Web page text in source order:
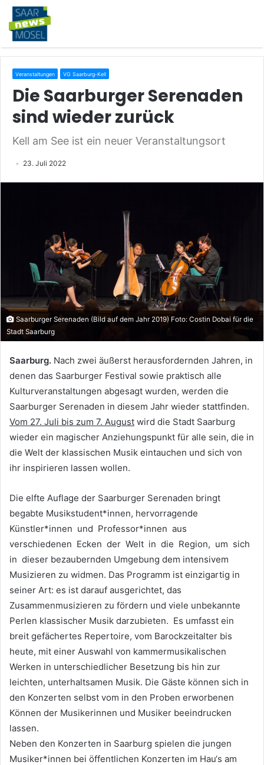
Veranstaltungen VG Saarburg-Kell
Die Saarburger Serenaden
sind wieder zurück
Kell am See ist ein neuer Veranstaltungsort
23. Juli 2022
Saarburger Serenaden (Bild auf dem Jahr 2019) Foto: Costin Dobai für die
Stadt Saarburg
Saarburg. Nach zwei äußerst herausfordernden Jahren, in
denen das Saarburger Festival sowie praktisch alle
Kulturveranstaltungen abgesagt wurden, werden die
Saarburger Serenaden in diesem Jahr wieder stattfinden.
Vom 27. Juli bis zum 7. August wird die Stadt Saarburg
wieder ein magischer Anziehungspunkt für alle sein, die in
die Welt der klassischen Musik eintauchen und sich von
ihr inspirieren lassen wollen.
Die elfte Auflage der Saarburger Serenaden bringt
begabte Musikstudent*innen, hervorragende
Künstler*innen und Professor*innen aus
verschiedenen Ecken der Welt in die Region, um sich
in dieser bezaubernden Umgebung dem intensivem
Musizieren zu widmen. Das Programm ist einzigartig in
seiner Art: es ist darauf ausgerichtet, das
Zusammenmusizieren zu fördern und viele unbekannte
Perlen klassischer Musik darzubieten. Es umfasst ein
breit gefächertes Repertoire, vom Barockzeitalter bis
heute, mit einer Auswahl von kammermusikalischen
Werken in unterschiedlicher Besetzung bis hin zur
leichten, unterhaltsamen Musik. Die Gäste können sich in
den Konzerten selbst vom in den Proben erworbenen
Können der Musikerinnen und Musiker beeindrucken
lassen.
Neben den Konzerten in Saarburg spielen die jungen
Musiker*innen bei öffentlichen Konzerten im Hau‘s am